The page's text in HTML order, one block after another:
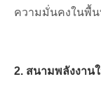
ความมั่นคงในพื้น
2. สนามพลังงาน